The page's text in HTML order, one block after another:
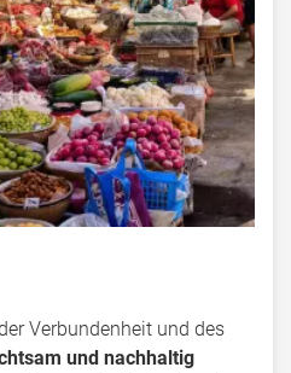
Verbundenheit und des
und nachhaltig